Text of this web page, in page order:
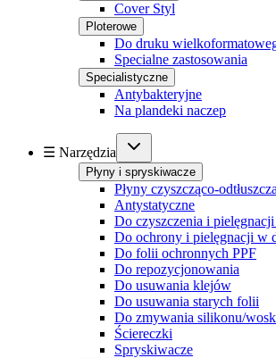
Cover Styl
Ploterowe
Do druku
Specialne zastosowania
Specialistyczne
Antybakteryjne
Na plandeki naczep
☰ Narzędzia
Płyny i spryskiwacze
Płyny czyszcząco-
Antystatyczne
Do czyszczenia i
Do ochrony i pielęgnacji w
Do folii ochronnych PPF
Do repozycjonowania
Do usuwania klejów
Do usuwania starych folii
Do zmywania silikonu/
Ściereczki
Spryskiwacze